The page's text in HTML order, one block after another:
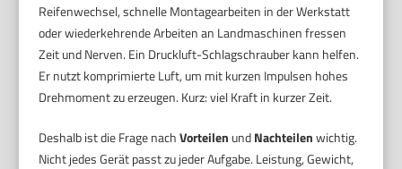
Reifenwechsel, schnelle Montagearbeiten in der Werkstatt
oder wiederkehrende Arbeiten an Landmaschinen fressen
Zeit und Nerven. Ein Druckluft-Schlagschrauber kann helfen.
Er nutzt komprimierte Luft, um mit kurzen Impulsen hohes
Drehmoment zu erzeugen. Kurz: viel Kraft in kurzer Zeit.
Deshalb ist die Frage nachVorteilen undNachteilenwichtig.
Nicht jedes Gerät passt zu jeder Aufgabe. Leistung, Gewicht,